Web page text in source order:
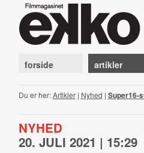
forside artikler
Du er her:Artikler| Nyhed | Super16-
NYHED
20. JULI 2021 | 15:29